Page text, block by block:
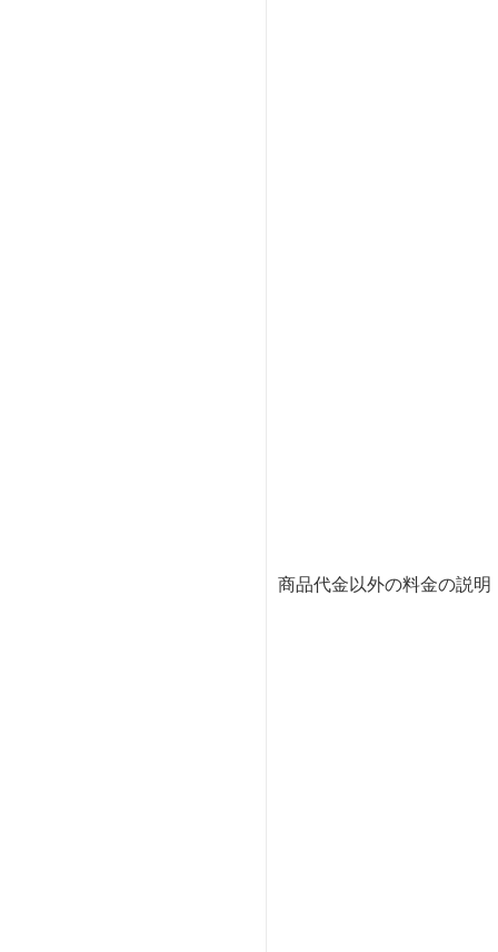
商品代金以外の料金の説明